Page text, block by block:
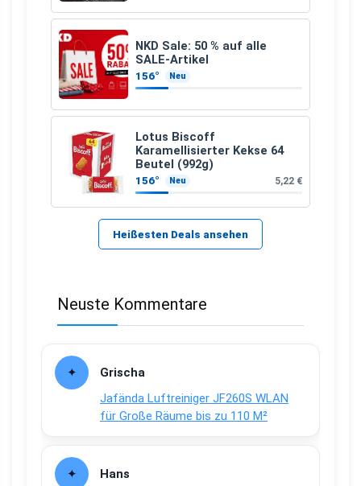
NKD Sale: 50 % auf alle
SALE-Artikel
156° Neu
Lotus Biscoff
Karamellisierter Kekse 64
Beutel (992g)
156° Neu 5,22 €
Heißesten Deals ansehen
Neuste Kommentare
Grischa
Jafända Luftreiniger JF260S WLAN
für Große Räume bis zu 110 M²
Hans